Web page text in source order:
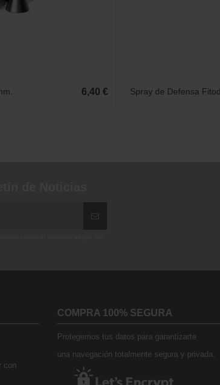
6,40 € Spray de Defensa
con
COMPRA 100% SEGURA
Protegemos tus datos para garantizarte
una navegación totalmente segura y privada.